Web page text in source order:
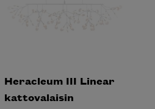
Heracleum III Linear
kattovalaisin